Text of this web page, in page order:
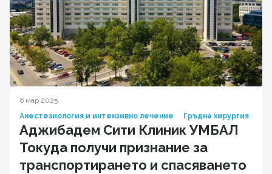
6 мар 2025
Анестезиология и интензивно лечение
Гръдна хирургия
Аджибадем Сити Клиник УМБАЛ
Токуда получи признание за
транспортирането и спасяването